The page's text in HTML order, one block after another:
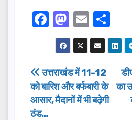
F
a
c
e
b
o
M
a
st
o
d
o
E
m
ail
h
ar
Post
navigation
का
उत्तराखंड में 11-12
को बारिश और बर्फबारी के
आसार, मैदानों में भी बढ़ेगी
ठंड…